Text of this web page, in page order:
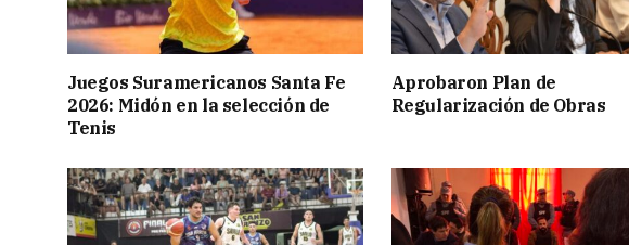
Juegos Suramericanos Santa Fe
2026: Midón en la selección de
Tenis
Aprobaron Plan de
Regularización de Obras